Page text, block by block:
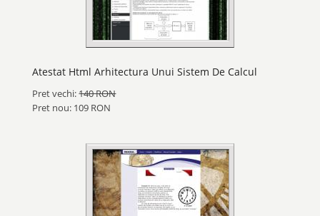
Atestat Html Arhitectura Unui Sistem De Calcul
Pret vechi:140 RON
Pret nou: 109 RON